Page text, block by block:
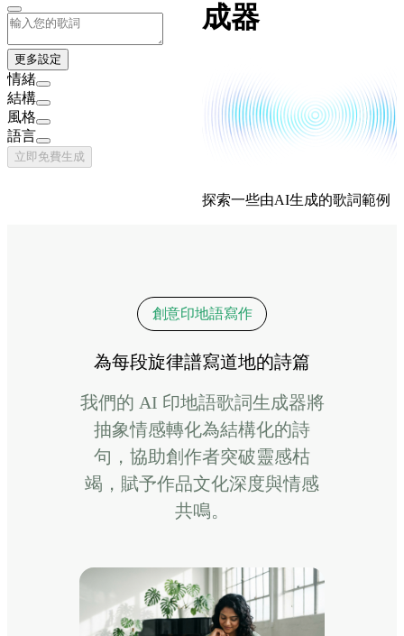
更多設定
情緒
結構
風格
語言
立即免費生成
成器
探索一些由AI生成的歌詞範例
創意印地語寫作
為每段旋律譜寫道地的詩篇
我們的 AI 印地語歌詞生成器將
抽象情感轉化為結構化的詩
句，協助創作者突破靈感枯
竭，賦予作品文化深度與情感
共鳴。